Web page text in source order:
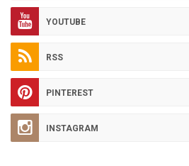
YOUTUBE
RSS
PINTEREST
INSTAGRAM